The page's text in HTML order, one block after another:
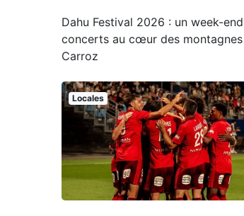
Dahu Festival 2026 : un week-
concerts au cœur des
Carroz
Locales